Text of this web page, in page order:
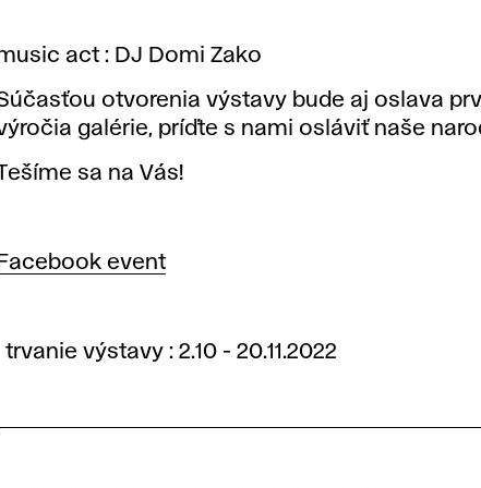
act : DJ Domi Zako
otvorenia výstavy bude aj oslava
galérie, príďte s nami osláviť naše
sa na Vás!
Facebook event
trvanie výstavy : 2.10 - 20.11.2022